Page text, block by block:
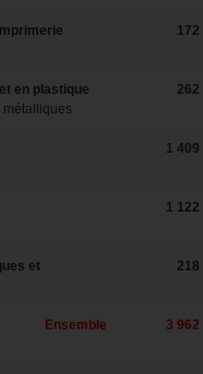
172
en plastique
métalliques
262
1 409
1 122
et
218
Ensemble 3 962